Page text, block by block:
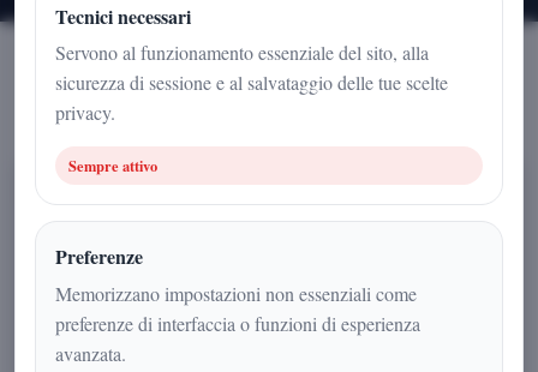
Ultimi articoli firmati
Tecnici necessari
Servono al funzionamento essenziale del sito, alla
sicurezza di sessione e al salvataggio delle tue scelte
privacy.
Sempre attivo
Preferenze
Memorizzano impostazioni non essenziali come
preferenze di interfaccia o funzioni di esperienza
avanzata.